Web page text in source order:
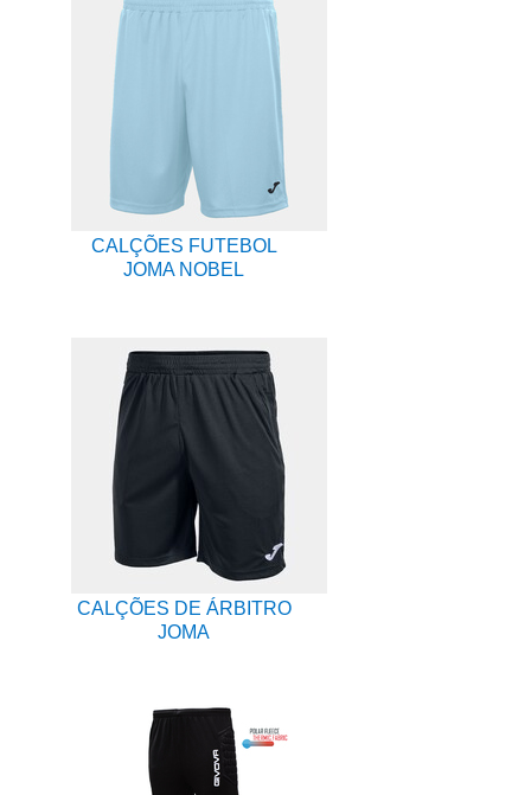
CALÇÕES FUTEBOL
JOMA NOBEL
CALÇÕES DE ÁRBITRO
JOMA